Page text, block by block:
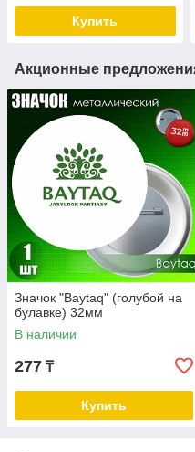
Купить
Акционные
Значок "Baytaq" (голубой на
булавке) 32мм
В наличии
277 ₸
Купить